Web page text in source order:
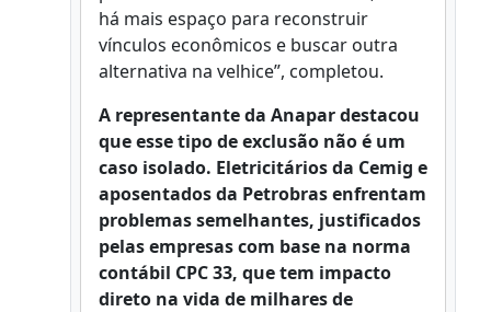
há mais espaço para reconstruir
vínculos econômicos e buscar outra
alternativa na velhice”, completou.
A representante da Anapar destacou
que esse tipo de exclusão não é um
caso isolado. Eletricitários da Cemig e
aposentados da Petrobras enfrentam
problemas semelhantes, justificados
pelas empresas com base na norma
contábil CPC 33, que tem impacto
direto na vida de milhares de